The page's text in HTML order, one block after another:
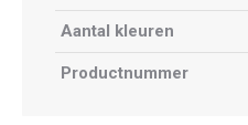
Aantal kleuren
Productnummer